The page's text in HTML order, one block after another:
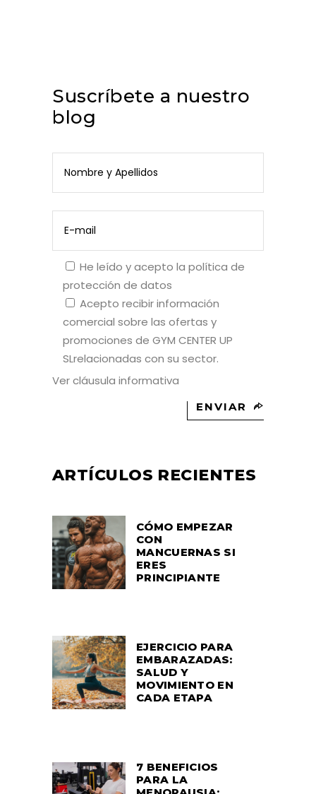
Suscríbete a nuestro
blog
He leído y acepto la política de
protección de datos
Acepto recibir información
comercial sobre las ofertas y
promociones de GYM CENTER UP
SLrelacionadas con su sector.
Ver cláusula informativa
ENVIAR
ARTÍCULOS RECIENTES
CÓMO EMPEZAR
CON
MANCUERNAS SI
ERES
PRINCIPIANTE
EJERCICIO PARA
EMBARAZADAS:
SALUD Y
MOVIMIENTO EN
CADA ETAPA
7 BENEFICIOS
PARA LA